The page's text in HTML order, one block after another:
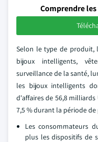
Comprendre
Selon le type de produit,
bijoux intelligents,
surveillance de la santé,
les bijoux intelligents
d'affaires de 56,8 milliards
7,5 % durant la période de
Les consommateurs
plus les dispositifs de